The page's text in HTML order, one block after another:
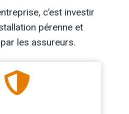
c’est investir
pérenne et
les assureurs.